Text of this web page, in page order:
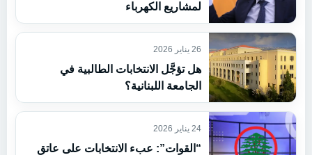
لمشاريع الكهرباء
26 يناير 2026
هل تؤجَّل الانتخابات الطالبية في
الجامعة اللبنانية؟
24 يناير 2026
“القوات”: عبء الانتخابات على عاتق